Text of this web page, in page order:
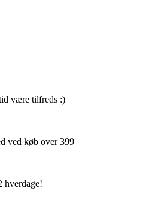
være tilfreds :)
ved køb over 399
hverdage!